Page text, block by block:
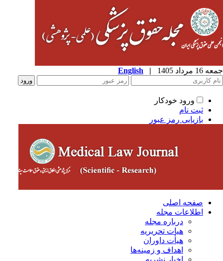
مرداد 1405 |
English
ورود خودکار
ثبت نام
بازیابی رمز عبور
صفحه اصلی
اطلاعات مجله
درباره مجله
هیات تحریریه
هیأت داوران
اهداف و زمینه‌ها
اخبار نشریه